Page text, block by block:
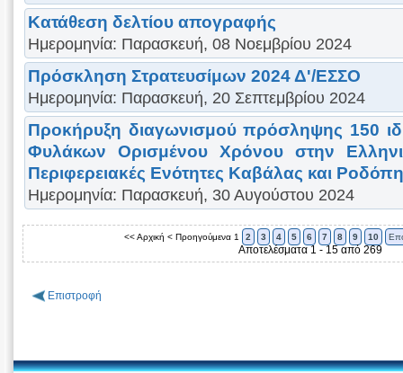
Κατάθεση δελτίου απογραφής
Ημερομηνία: Παρασκευή, 08 Νοεμβρίου 2024
Πρόσκληση Στρατευσίμων 2024 Δ'/ΕΣΣΟ
Ημερομηνία: Παρασκευή, 20 Σεπτεμβρίου 2024
Προκήρυξη διαγωνισμού πρόσληψης 150
Φυλάκων Ορισμένου Χρόνου στην
Περιφερειακές Ενότητες Καβάλας και
Ημερομηνία: Παρασκευή, 30 Αυγούστου 2024
<< Αρχική < Προηγούμενα 1 2 3 4 5 6 7 8 9 10
Αποτελέσματα 1 - 15 από 269
Επιστροφή